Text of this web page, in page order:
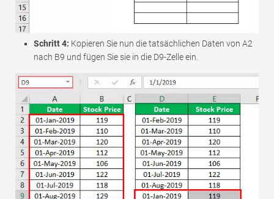
Schritt 4: Kopieren Sie nun die tatsächlichen Daten von A2
nach B9 und fügen Sie sie in die D9-Zelle ein.